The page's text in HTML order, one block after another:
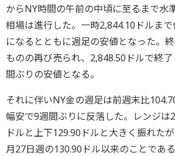
からNY時間の午前の中頃に至るまで水
相場は進行した。一時2,844.10ドルま
になるとともに週足の安値となった。
ものの再び売られ、2,848.50ドルで終
間ぶりの安値となる。
それに伴いNY金の週足は前週末比
幅安で9週間ぶりに反落した。レンジは
ドルと上下129.90ドルと大きく振れた
月27日週の130.90ドル以来のことであ